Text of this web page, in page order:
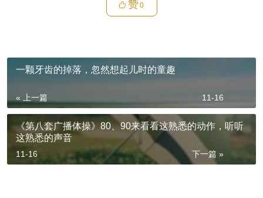
赞0
一颗牙齿的掉落，忽然想起儿时的童趣
« 上一篇 11-16
《第八套广播体操》80、90来看看这熟悉的动作，听听
这熟悉的声音
下一篇 »
11-16